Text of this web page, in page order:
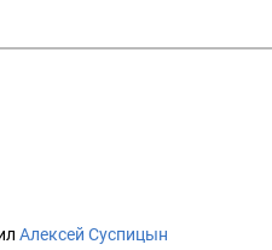
Алексей Суспицын